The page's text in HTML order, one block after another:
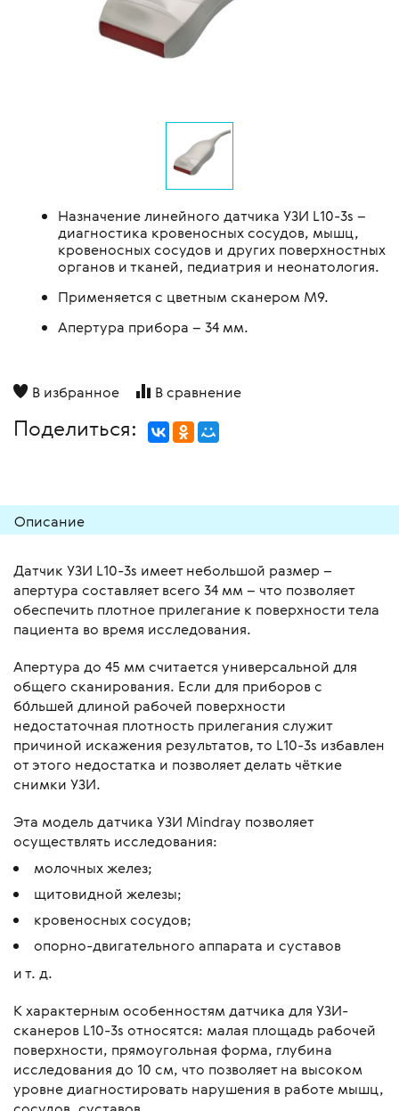
Назначение линейного датчика УЗИ L10-3s –
диагностика кровеносных сосудов, мышц,
кровеносных сосудов и других поверхностных
органов и тканей, педиатрия и неонатология.
Применяется с цветным сканером M9.
Апертура прибора – 34 мм.
В избранное В сравнение
Поделиться:
Описание
Датчик УЗИ L10-3s имеет небольшой размер –
апертура составляет всего 34 мм – что позволяет
обеспечить плотное прилегание к поверхности тела
пациента во время исследования.
Апертура до 45 мм считается универсальной для
общего сканирования. Если для приборов с
бо́льшей длиной рабочей поверхности
недостаточная плотность прилегания служит
причиной искажения результатов, то L10-3s избавлен
от этого недостатка и позволяет делать чёткие
снимки УЗИ.
Эта модель датчика УЗИ Mindray позволяет
осуществлять исследования:
молочных желез;
щитовидной железы;
кровеносных сосудов;
опорно-двигательного аппарата и суставов
и т. д.
К характерным особенностям датчика для УЗИ-
сканеров L10-3s относятся: малая площадь рабочей
поверхности, прямоугольная форма, глубина
исследования до 10 см, что позволяет на высоком
уровне диагностировать нарушения в работе мышц,